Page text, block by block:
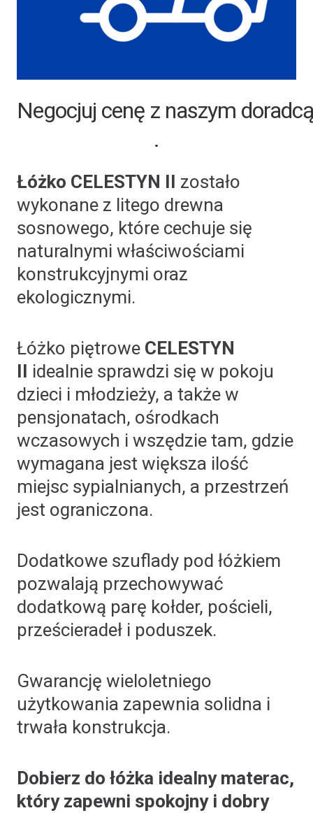
Darmowa wysyłka materacy na
Negocjuj cenę z naszym
.
Łóżko CELESTYN II zostało
wykonane z litego drewna
sosnowego, które cechuje się
naturalnymi właściwościami
konstrukcyjnymi oraz
ekologicznymi.
Łóżko piętrowe CELESTYN
II idealnie sprawdzi się w pokoju
dzieci i młodzieży, a także w
pensjonatach, ośrodkach
wczasowych i wszędzie tam, gdzie
wymagana jest większa ilość
miejsc sypialnianych, a przestrzeń
jest ograniczona.
Dodatkowe szuflady pod łóżkiem
pozwalają przechowywać
dodatkową parę kołder, pościeli,
prześcieradeł i poduszek.
Gwarancję wieloletniego
użytkowania zapewnia solidna i
trwała konstrukcja.
Dobierz do łóżka idealny materac,
który zapewni spokojny i dobry